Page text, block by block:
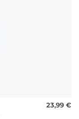
23,99 €